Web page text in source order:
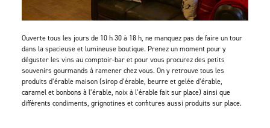
Ouverte tous les jours de 10 h 30 à 18 h, ne manquez pas de faire un tour
dans la spacieuse et lumineuse boutique. Prenez un moment pour y
déguster les vins au comptoir-bar et pour vous procurez des petits
souvenirs gourmands à ramener chez vous. On y retrouve tous les
produits d’érable maison (sirop d’érable, beurre et gelée d’érable,
caramel et bonbons à l’érable, noix à l’érable fait sur place) ainsi que
différents condiments, grignotines et confitures aussi produits sur place.